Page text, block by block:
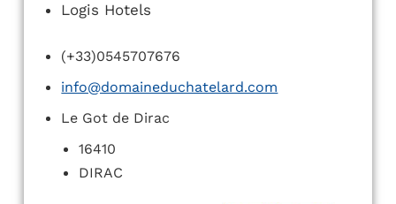
Logis Hotels
(+33)0545707676
info@domaineduchatelard.com
Le Got de Dirac
16410
DIRAC